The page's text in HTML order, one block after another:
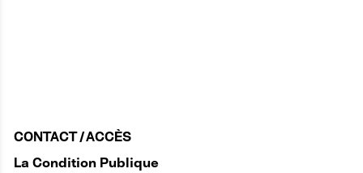
CONTACT / ACCÈS
La Condition Publique